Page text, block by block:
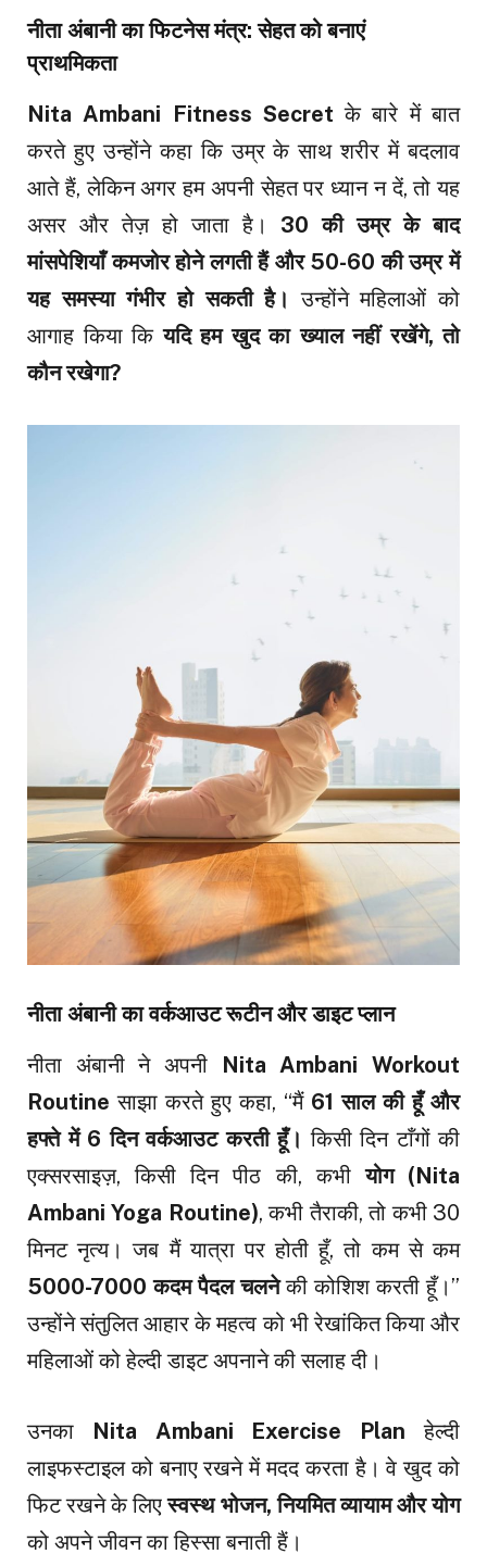
नीता अंबानी का फिटनेस मंत्र: सेहत को बनाएं
प्राथमिकता
Nita Ambani Fitness Secret के बारे में बात
करते हुए उन्होंने कहा कि उम्र के साथ शरीर में बदलाव
आते हैं, लेकिन अगर हम अपनी सेहत पर ध्यान न दें, तो यह
असर और तेज़ हो जाता है। 30 की उम्र के बाद
मांसपेशियाँ कमजोर होने लगती हैं और 50-60 की उम्र में
यह समस्या गंभीर हो सकती है। उन्होंने महिलाओं को
आगाह किया कियदि हम खुद का ख्याल नहीं रखेंगे, तो
कौन रखेगा?
नीता अंबानी का वर्कआउट रूटीन और डाइट प्लान
नीता अंबानी ने अपनी Nita Ambani Workout
Routine साझा करते हुए कहा, “मैं 61 साल की हूँ और
हफ्ते में 6 दिन वर्कआउट करती हूँ। किसी दिन टाँगों की
एक्सरसाइज़, किसी दिन पीठ की, कभीयोग (Nita
Ambani Yoga Routine), कभी तैराकी, तो कभी 30
मिनट नृत्य। जब मैं यात्रा पर होती हूँ, तो कम से कम
5000-7000 कदम पैदल चलनेकी कोशिश करती हूँ।”
उन्होंने संतुलित आहार के महत्व को भी रेखांकित किया और
महिलाओं को हेल्दी डाइट अपनाने की सलाह दी।
उनका Nita Ambani Exercise Plan हेल्दी
लाइफस्टाइल को बनाए रखने में मदद करता है। वे खुद को
फिट रखने के लिएस्वस्थ भोजन, नियमित व्यायाम और योग
को अपने जीवन का हिस्सा बनाती हैं।